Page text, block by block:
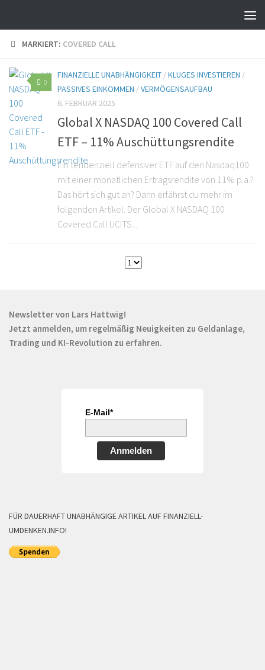
MARKIERT: COVERED CALL
0
FINANZIELLE UNABHÄNGIGKEIT /KLUGES INVESTIEREN /
PASSIVES EINKOMMEN /VERMÖGENSAUFBAU
6. FEBRUAR 2025
Global X NASDAQ 100 Covered Call
ETF – 11% Auschüttungsrendite
Ein tendenziell defensiver ETF auf den Nasdaq100
mit einer monatlichen Ertragsrendite von 11% p.a.?
Das hört sich gut an? Dann erfährst du mehr im
folgenden Artikel. Der Global X NASDAQ 100
Covered Call UCITS...
Newsletter von Lars Hattwig!
Jetzt anmelden, um regelmäßig Neuigkeiten zu Geldanlage,
Trading und KI-Revolution zu erfahren.
E-Mail*
Anmelden
FÜR DAUERHAFT UNABHÄNGIGE ARTIKEL AUF FINANZIELL-
UMDENKEN.INFO!